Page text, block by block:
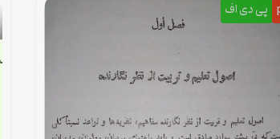
پی دی اف